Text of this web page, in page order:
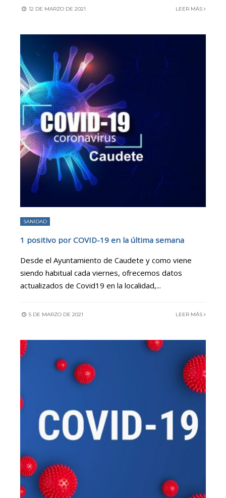
12 DE MARZO DE 2021 LEER MÁS
SANIDAD
1 positivo por COVID-19 en la última semana
Desde el Ayuntamiento de Caudete y como viene
siendo habitual cada viernes, ofrecemos datos
actualizados de Covid19 en la localidad,...
5 DE MARZO DE 2021 LEER MÁS